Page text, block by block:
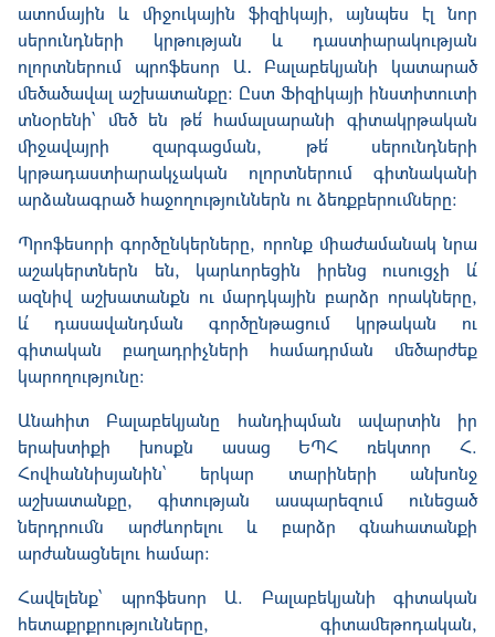
ատոմային և միջուկային ֆիզիկայի, այնպես էլ նոր
սերունդների կրթության և դաստիարակության
ոլորտներում պրոֆեսոր Ա․ Բալաբեկյանի կատարած
մեծածավալ աշխատանքը: Ըստ Ֆիզիկայի ինստիտուտի
տնօրենի՝ մեծ են թե՛ համալսարանի գիտակրթական
միջավայրի զարգացման, թե՛ սերունդների
կրթադաստիարակչական ոլորտներում գիտնականի
արձանագրած հաջողություններն ու ձեռքբերումները:
Պրոֆեսորի գործընկերները, որոնք միաժամանակ նրա
աշակերտներն են, կարևորեցին իրենց ուսուցչի և՛
ազնիվ աշխատանքն ու մարդկային բարձր որակները,
և՛ դասավանդման գործընթացում կրթական ու
գիտական բաղադրիչների համադրման մեծարժեք
կարողությունը:
Անահիտ Բալաբեկյանը հանդիպման ավարտին իր
երախտիքի խոսքն ասաց ԵՊՀ ռեկտոր Հ.
Հովհաննիսյանին՝ երկար տարիների անխոնջ
աշխատանքը, գիտության ասպարեզում ունեցած
ներդրումն արժևորելու և բարձր գնահատանքի
արժանացնելու համար:
Հավելենք՝ պրոֆեսոր Ա. Բալաբեկյանի գիտական
հետաքրքրությունները, գիտամեթոդական,